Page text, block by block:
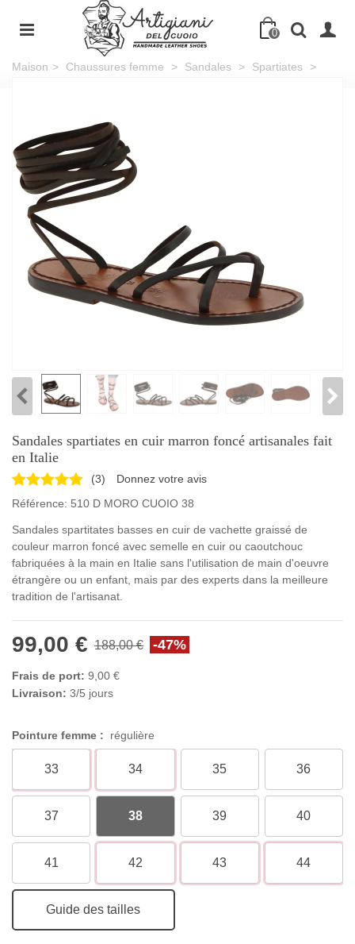
0
Maison > Chaussures femme > Sandales > Spartiates
>
Sandales spartiates en cuir marron foncé artisanales fait
en Italie
(3)
Donnez votre avis
Référence: 510 D MORO CUOIO 38
Sandales spartitates basses en cuir de vachette graissé de
couleur marron foncé avec semelle en cuir ou caoutchouc
fabriquées à la main en Italie sans l'utilisation de main d'oeuvre
étrangère ou un enfant, mais par des experts dans la meilleure
tradition de l'artisanat.
99,00 € 188,00 € -47%
Frais de port: 9,00 €
Livraison: 3/5 jours
Pointure femme : régulière
33 34 35 36
37 38 39 40
41 42 43 44
Guide des tailles